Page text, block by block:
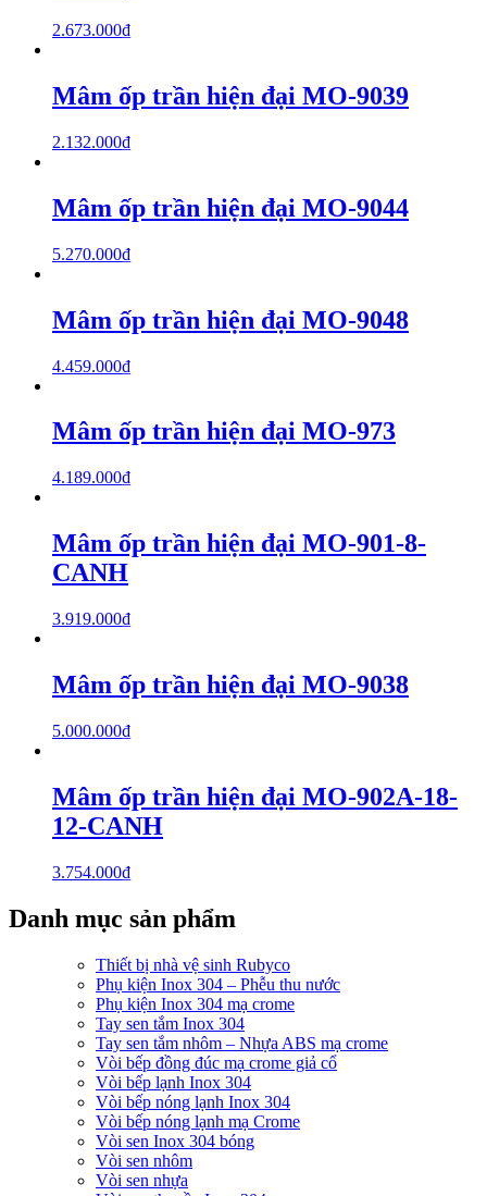
2.673.000₫
Mâm ốp trần hiện đại MO-9039
2.132.000₫
Mâm ốp trần hiện đại MO-9044
5.270.000₫
Mâm ốp trần hiện đại MO-9048
4.459.000₫
Mâm ốp trần hiện đại MO-973
4.189.000₫
Mâm ốp trần hiện đại MO-901-8-
CANH
3.919.000₫
Mâm ốp trần hiện đại MO-9038
5.000.000₫
Mâm ốp trần hiện đại MO-902A-18-
12-CANH
3.754.000₫
Danh mục sản phẩm
Thiết bị nhà vệ sinh Rubyco
Phụ kiện Inox 304 – Phễu thu nước
Phụ kiện Inox 304 mạ crome
Tay sen tắm Inox 304
Tay sen tắm nhôm – Nhựa ABS mạ crome
Vòi bếp đồng đúc mạ crome giả cổ
Vòi bếp lạnh Inox 304
Vòi bếp nóng lạnh Inox 304
Vòi bếp nóng lạnh mạ Crome
Vòi sen Inox 304 bóng
Vòi sen nhôm
Vòi sen nhựa